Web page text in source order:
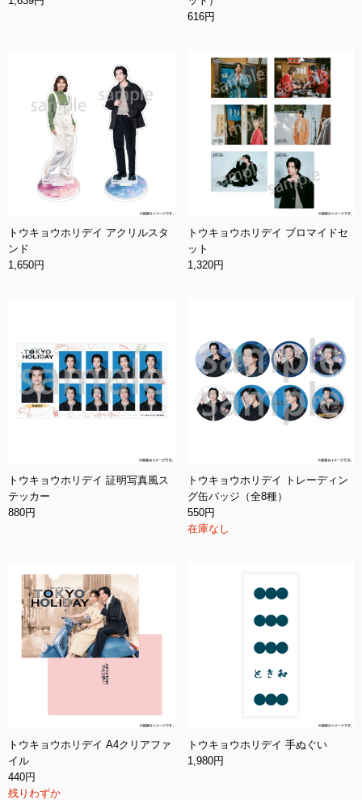
616円
トウキョウホリデイ アクリルスタ
ンド
1,650円
トウキョウホリデイ ブロマイドセ
ット
1,320円
トウキョウホリデイ 証明写真風ス
テッカー
880円
トウキョウホリデイ トレーディン
グ缶バッジ（全8種）
550円
在庫なし
トウキョウホリデイ A4クリアファ
イル
440円
残りわずか
トウキョウホリデイ 手ぬぐい
1,980円